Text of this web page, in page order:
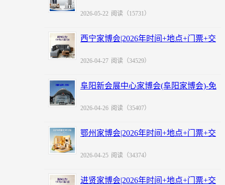
2026-05-22 阅读（15731）
西宁家博会|2026年时间+地点+门票+交
2026-04-27 阅读（34529）
阜阳新会展中心家博会(阜阳家博会)-免
2026-04-26 阅读（35407）
鄂州家博会|2026年时间+地点+门票+交
2026-04-25 阅读（34374）
进贤家博会|2026年时间+地点+门票+交